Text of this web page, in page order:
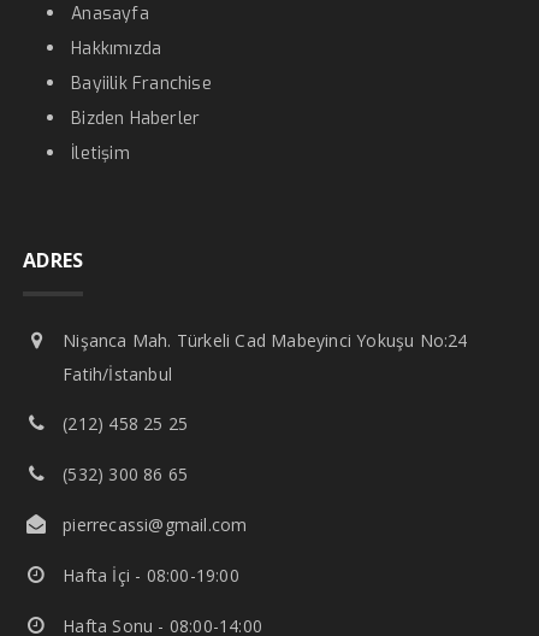
Anasayfa
Hakkımızda
Bayiilik Franchise
Bizden Haberler
İletişim
ADRES
Nişanca Mah. Türkeli Cad Mabeyinci Yokuşu No:24
Fatih/İstanbul
(212) 458 25 25
(532) 300 86 65
pierrecassi@gmail.com
Hafta İçi - 08:00-19:00
Hafta Sonu - 08:00-14:00